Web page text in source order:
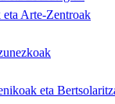
eta Arte-Zentroak
eta